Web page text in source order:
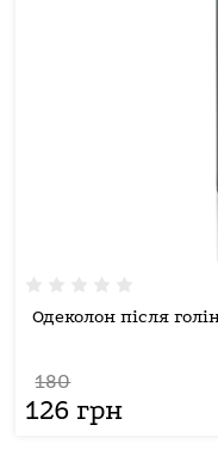
Одеколон після гоління "SAVILE ROW" MIRA MAX 225
180
126 грн